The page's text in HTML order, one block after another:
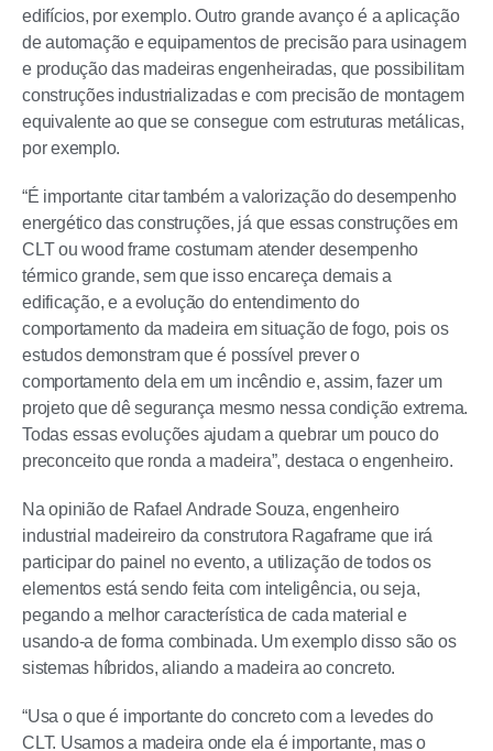
edifícios, por exemplo. Outro grande avanço é a aplicação
de automação e equipamentos de precisão para usinagem
e produção das madeiras engenheiradas, que possibilitam
construções industrializadas e com precisão de montagem
equivalente ao que se consegue com estruturas metálicas,
por exemplo.
“É importante citar também a valorização do desempenho
energético das construções, já que essas construções em
CLT ou wood frame costumam atender desempenho
térmico grande, sem que isso encareça demais a
edificação, e a evolução do entendimento do
comportamento da madeira em situação de fogo, pois os
estudos demonstram que é possível prever o
comportamento dela em um incêndio e, assim, fazer um
projeto que dê segurança mesmo nessa condição extrema.
Todas essas evoluções ajudam a quebrar um pouco do
preconceito que ronda a madeira”, destaca o engenheiro.
Na opinião de Rafael Andrade Souza, engenheiro
industrial madeireiro da construtora Ragaframe que irá
participar do painel no evento, a utilização de todos os
elementos está sendo feita com inteligência, ou seja,
pegando a melhor característica de cada material e
usando-a de forma combinada. Um exemplo disso são os
sistemas híbridos, aliando a madeira ao concreto.
“Usa o que é importante do concreto com a levedes do
CLT. Usamos a madeira onde ela é importante, mas o